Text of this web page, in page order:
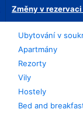
Změny v
Ubytování v
Apartmány
Rezorty
Vily
Hostely
Bed and